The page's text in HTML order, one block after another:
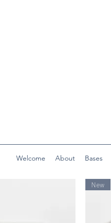
Welcome About Bases
New